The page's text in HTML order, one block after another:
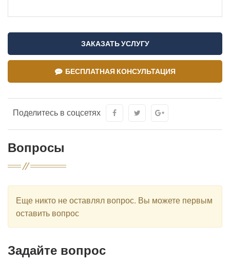
ЗАКАЗАТЬ УСЛУГУ
БЕСПЛАТНАЯ КОНСУЛЬТАЦИЯ
Поделитесь в соцсетях
Вопросы
Еще никто не оставлял вопрос. Вы можете первым
оставить вопрос
Задайте вопрос